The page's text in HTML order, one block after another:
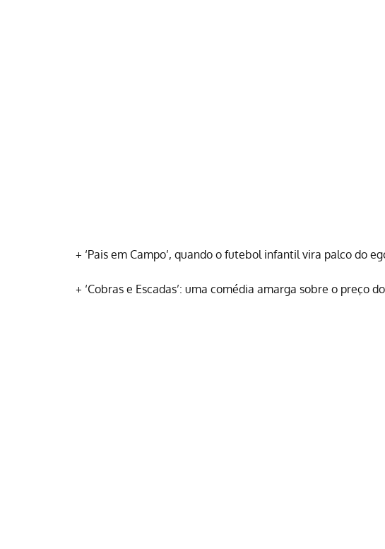
+ ‘Pais em Campo’, quando o futebol infantil vira palco do
+ ‘Cobras e Escadas’: uma comédia amarga sobre o preço